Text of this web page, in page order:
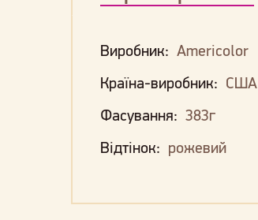
Виробник: Americolor
Країна-виробник: США
Фасування: 383г
Відтінок: рожевий